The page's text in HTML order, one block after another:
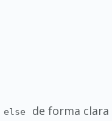
else
de forma clara